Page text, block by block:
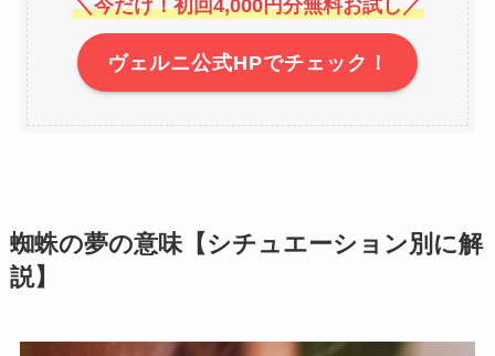
＼今だけ！初回4,000円分無料お試し／
ヴェルニ公式HPでチェック！
蜘蛛の夢の意味【シチュエーション別に解
説】